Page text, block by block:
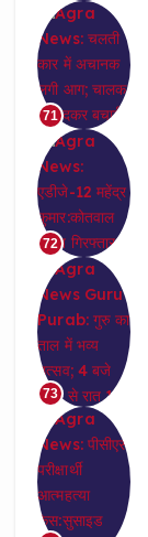
71
72
73